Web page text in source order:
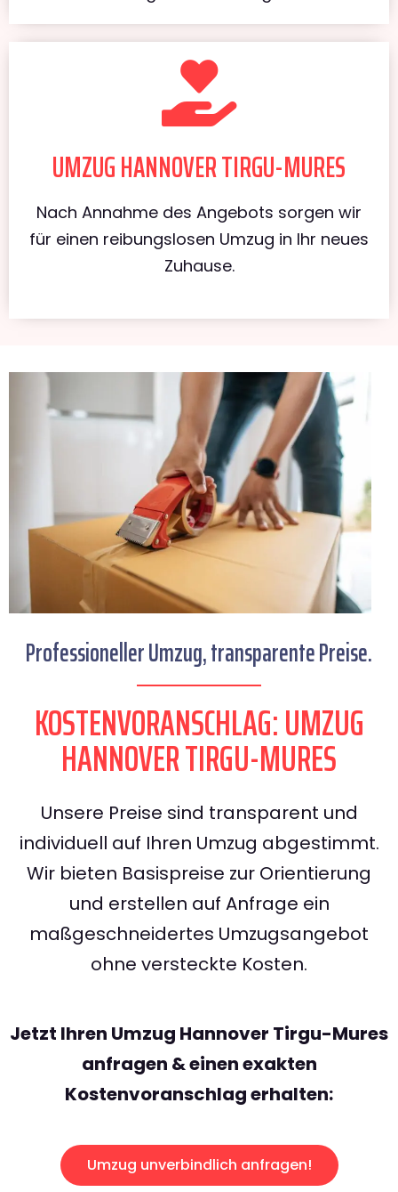
UMZUG HANNOVER TIRGU-MURES
Nach Annahme des Angebots sorgen wir
für einen reibungslosen Umzug in Ihr neues
Zuhause.
Professioneller Umzug, transparente Preise.
KOSTENVORANSCHLAG: UMZUG
HANNOVER TIRGU-MURES
Unsere Preise sind transparent und
individuell auf Ihren Umzug abgestimmt.
Wir bieten Basispreise zur Orientierung
und erstellen auf Anfrage ein
maßgeschneidertes Umzugsangebot
ohne versteckte Kosten.
Jetzt Ihren Umzug Hannover Tirgu-Mures
anfragen & einen exakten
Kostenvoranschlag erhalten:
Umzug unverbindlich anfragen!